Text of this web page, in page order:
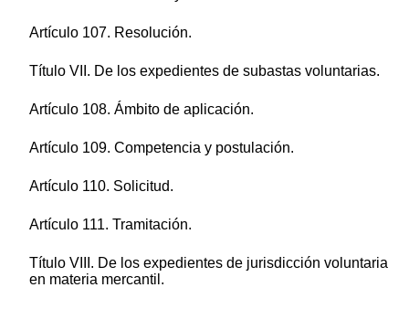
Artículo 107. Resolución.
Título VII. De los expedientes de subastas voluntarias.
Artículo 108. Ámbito de aplicación.
Artículo 109. Competencia y postulación.
Artículo 110. Solicitud.
Artículo 111. Tramitación.
Título VIII. De los expedientes de jurisdicción voluntaria
en materia mercantil.